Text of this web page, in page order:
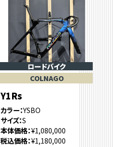
ロードバイク
COLNAGO
Y1Rs
カラー YSBO
サイズ S
本体価格 ¥1,080,000
税込価格 ¥1,180,000